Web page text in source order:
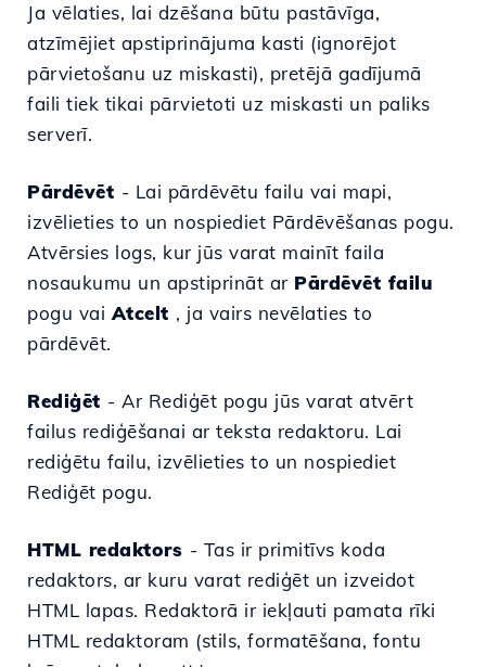
Ja vēlaties, lai dzēšana būtu pastāvīga,
atzīmējiet apstiprinājuma kasti (ignorējot
pārvietošanu uz miskasti), pretējā gadījumā
faili tiek tikai pārvietoti uz miskasti un paliks
serverī.
Pārdēvēt - Lai pārdēvētu failu vai mapi,
izvēlieties to un nospiediet Pārdēvēšanas pogu.
Atvērsies logs, kur jūs varat mainīt faila
nosaukumu un apstiprināt ar Pārdēvēt failu
pogu vaiAtcelt , ja vairs nevēlaties to
pārdēvēt.
Rediģēt - Ar Rediģēt pogu jūs varat atvērt
failus rediģēšanai ar teksta redaktoru. Lai
rediģētu failu, izvēlieties to un nospiediet
Rediģēt pogu.
HTML redaktors - Tas ir primitīvs koda
redaktors, ar kuru varat rediģēt un izveidot
HTML lapas. Redaktorā ir iekļauti pamata rīki
HTML redaktoram (stils, formatēšana, fontu